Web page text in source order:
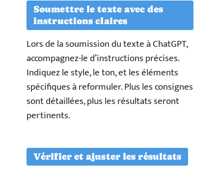
Soumettre le texte avec des
instructions claires
Lors de la soumission du texte à ChatGPT,
accompagnez-le d’instructions précises.
Indiquez le style, le ton, et les éléments
spécifiques à reformuler. Plus les consignes
sont détaillées, plus les résultats seront
pertinents.
Vérifier et ajuster les résultats